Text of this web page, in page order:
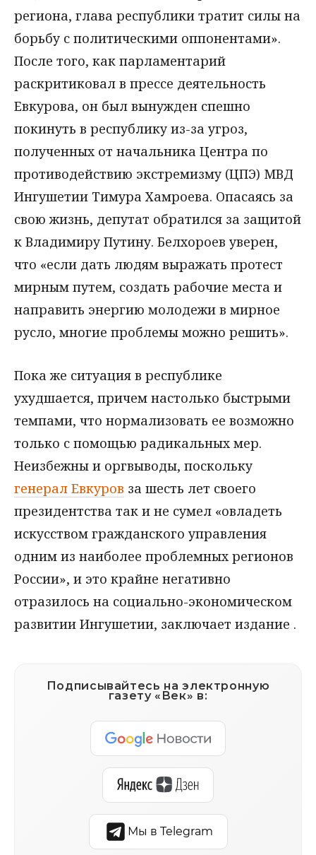
региона, глава республики тратит силы на
борьбу с политическими оппонентами».
После того, как парламентарий
раскритиковал в прессе деятельность
Евкурова, он был вынужден спешно
покинуть в республику из-за угроз,
полученных от начальника Центра по
противодействию экстремизму (ЦПЭ) МВД
Ингушетии Тимура Хамроева. Опасаясь за
свою жизнь, депутат обратился за защитой
к Владимиру Путину. Белхороев уверен,
что «если дать людям выражать протест
мирным путем, создать рабочие места и
направить энергию молодежи в мирное
русло, многие проблемы можно решить».
Пока же ситуация в республике
ухудшается, причем настолько быстрыми
темпами, что нормализовать ее возможно
только с помощью радикальных мер.
Неизбежны и оргвыводы, поскольку
генерал Евкуров за шесть лет своего
президентства так и не сумел «овладеть
искусством гражданского управления
одним из наиболее проблемных регионов
России», и это крайне негативно
отразилось на социально-экономическом
развитии Ингушетии, заключает издание .
Подписывайтесь на электронную
газету «Век» в:
Мы в Telegram